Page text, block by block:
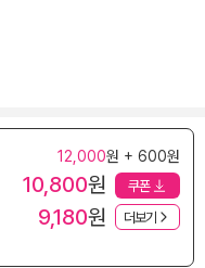
12,000원 + 600원
10,800원 쿠폰
9,180원 더보기